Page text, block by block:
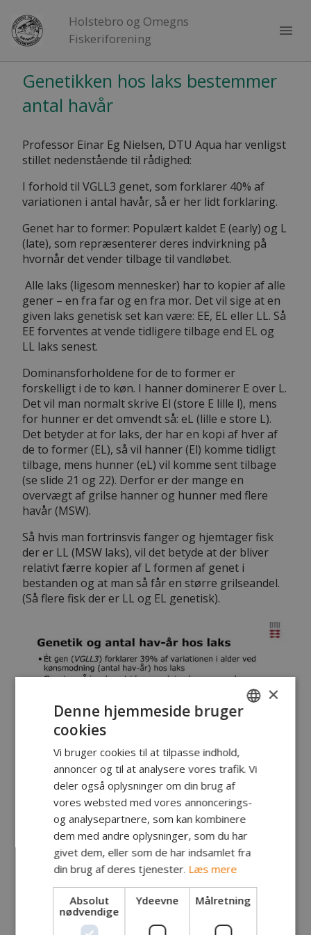
Holstebro og Omegns
Fiskeriforening
menu
Genetikken hos laks bestemmer
antal havår
Professor Einar Eg Nielsen, DTU Aqua har venligst
stillet nedenstående til rådighed:
I forhold til VGLL3 genet, som forklarer 40% af
variationen i antal havår, så er her lidt forklaring.
Genet har to former: Populært kaldet E (early) og L
(late), som repræsenterer deres indvirkning på
hvornår det vender tilbage til vandløbet.
Alle laks (ligesom mennesker) har to kopier af alle
gener – en fra far og en fra mor. Det vil sige at en
given laks genetisk set kan være: EE, EL eller LL. Så
EE forventes at vende tidligere tilbage end EL og
LL laks senest.
Dominansforholdene for de to former er
forskelligt i de to køn. I hanner dominerer E over L.
Det vil man normalt skrive El (store E lille l), mens
for hunner er det omvendt så: eL (lille e store L).
Det betyder at for laks, der har en kopi af hver af
de to former (EL), så vil hanner (El) komme tidligt
tilbage, mens hunner (eL) vil komme sent tilbage
(se slide 21 og 22). Derfor er der mange en
overvægt af grilse hanner og hunner med flere
havår (MSW).
Så hvis man fortrinsvis fanger og hjemtager fisk
der er LL (MSW laks), vil det betyde at der bliver
relativt færre kopier af L formen af genet i
bestanden og at man så får en større grilseandel.
(Så flere fisk der er LL og EL genetisk).
ENGLISH
×
Denne hjemmeside bruger
cookies
Vi bruger cookies til at tilpasse indhold,
annoncer og til at analysere vores trafik. Vi
deler også oplysninger om din brug af
vores websted med vores annoncerings-
og analysepartnere, som kan kombinere
dem med andre oplysninger, som du har
givet dem, eller som de har indsamlet fra
din brug af deres tjenester. Læs mere
Absolut
nødvendige
Ydeevne Målretning